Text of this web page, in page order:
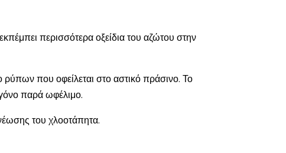
περισσότερα οξείδια του αζώτου στην
που οφείλεται στο αστικό πράσινο. Το
παρά ωφέλιμο.
του χλοοτάπητα.